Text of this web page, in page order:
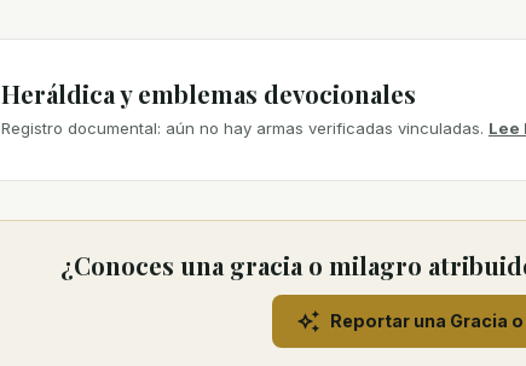
Heráldica y emblemas devocionales
Registro documental: aún no hay armas verificadas vinculadas. Lee
¿Conoces una gracia o milagro
Reportar una Gracia